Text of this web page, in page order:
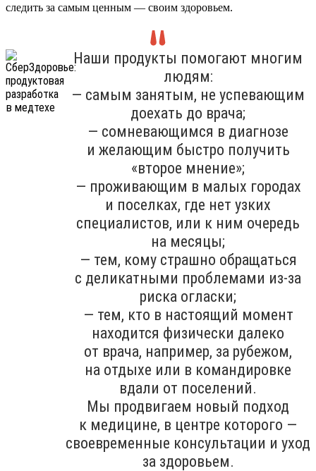
следить за самым ценным — своим здоровьем.
Наши продукты помогают многим
людям:
— самым занятым, не успевающим
доехать до врача;
— сомневающимся в диагнозе
и желающим быстро получить
«второе мнение»;
— проживающим в малых городах
и поселках, где нет узких
специалистов, или к ним очередь
на месяцы;
— тем, кому страшно обращаться
с деликатными проблемами из-за
риска огласки;
— тем, кто в настоящий момент
находится физически далеко
от врача, например, за рубежом,
на отдыхе или в командировке
вдали от поселений.
Мы продвигаем новый подход
к медицине, в центре которого —
своевременные консультации и уход
за здоровьем.